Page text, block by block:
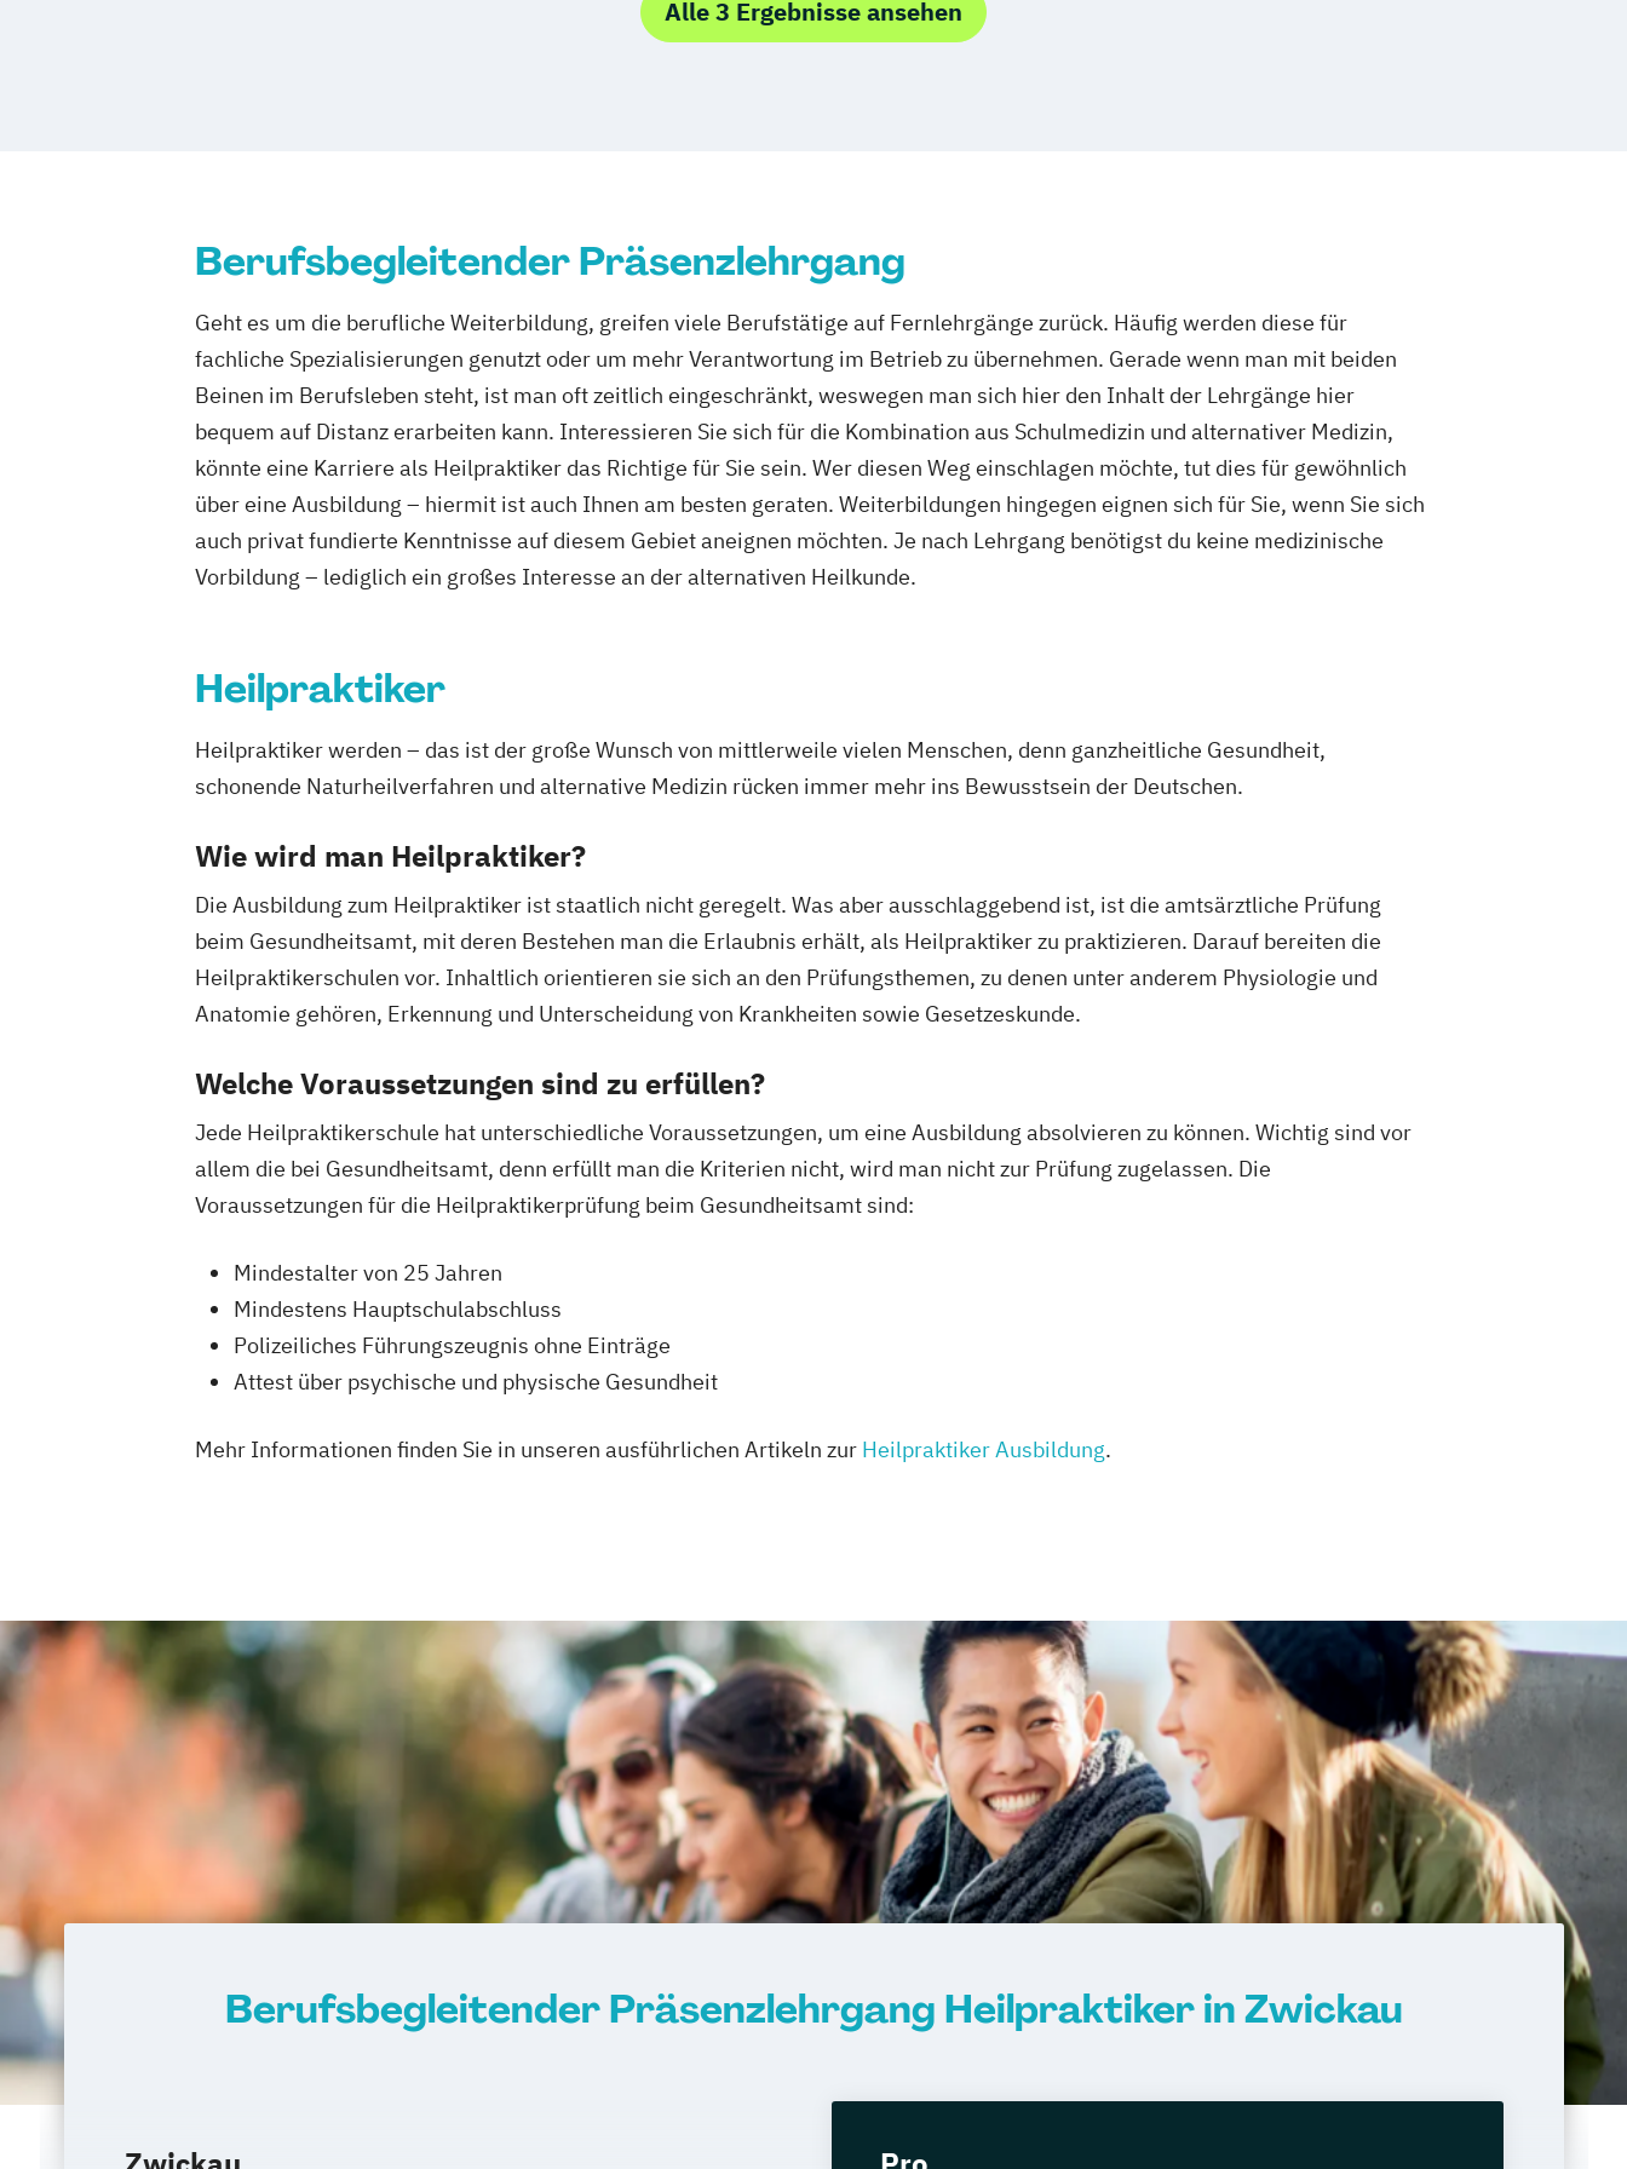
Alle 3 Ergebnisse ansehen
Berufsbegleitender Präsenzlehrgang
Geht es um die berufliche Weiterbildung, greifen viele Berufstätige auf Fernlehrgänge zurück. Häufig werden diese für
fachliche Spezialisierungen genutzt oder um mehr Verantwortung im Betrieb zu übernehmen. Gerade wenn man mit beiden
Beinen im Berufsleben steht, ist man oft zeitlich eingeschränkt, weswegen man sich hier den Inhalt der Lehrgänge hier
bequem auf Distanz erarbeiten kann. Interessieren Sie sich für die Kombination aus Schulmedizin und alternativer Medizin,
könnte eine Karriere als Heilpraktiker das Richtige für Sie sein. Wer diesen Weg einschlagen möchte, tut dies für gewöhnlich
über eine Ausbildung – hiermit ist auch Ihnen am besten geraten. Weiterbildungen hingegen eignen sich für Sie, wenn Sie sich
auch privat fundierte Kenntnisse auf diesem Gebiet aneignen möchten. Je nach Lehrgang benötigst du keine medizinische
Vorbildung – lediglich ein großes Interesse an der alternativen Heilkunde.
Heilpraktiker
Heilpraktiker werden – das ist der große Wunsch von mittlerweile vielen Menschen, denn ganzheitliche Gesundheit,
schonende Naturheilverfahren und alternative Medizin rücken immer mehr ins Bewusstsein der Deutschen.
Wie wird man Heilpraktiker?
Die Ausbildung zum Heilpraktiker ist staatlich nicht geregelt. Was aber ausschlaggebend ist, ist die amtsärztliche Prüfung
beim Gesundheitsamt, mit deren Bestehen man die Erlaubnis erhält, als Heilpraktiker zu praktizieren. Darauf bereiten die
Heilpraktikerschulen vor. Inhaltlich orientieren sie sich an den Prüfungsthemen, zu denen unter anderem Physiologie und
Anatomie gehören, Erkennung und Unterscheidung von Krankheiten sowie Gesetzeskunde.
Welche Voraussetzungen sind zu erfüllen?
Jede Heilpraktikerschule hat unterschiedliche Voraussetzungen, um eine Ausbildung absolvieren zu können. Wichtig sind vor
allem die bei Gesundheitsamt, denn erfüllt man die Kriterien nicht, wird man nicht zur Prüfung zugelassen. Die
Voraussetzungen für die Heilpraktikerprüfung beim Gesundheitsamt sind:
Mindestalter von 25 Jahren
Mindestens Hauptschulabschluss
Polizeiliches Führungszeugnis ohne Einträge
Attest über psychische und physische Gesundheit
Mehr Informationen finden Sie in unseren ausführlichen Artikeln zur Heilpraktiker Ausbildung.
Berufsbegleitender Präsenzlehrgang Heilpraktiker in Zwickau